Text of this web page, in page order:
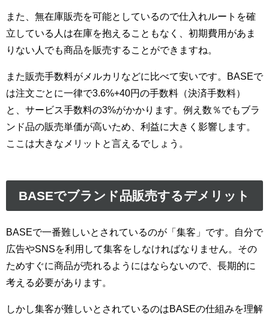
また、無在庫販売を可能としているので仕入れルートを確
立している人は在庫を抱えることもなく、初期費用があま
りない人でも商品を販売することができますね。
また販売手数料がメルカリなどに比べて安いです。BASEで
は注文ごとに一律で3.6%+40円の手数料（決済手数料）
と、サービス手数料の3%がかかります。例え数％でもブラ
ンド品の販売単価が高いため、利益に大きく影響します。
ここは大きなメリットと言えるでしょう。
BASEでブランド品販売するデメリット
BASEで一番難しいとされているのが「集客」です。自分で
広告やSNSを利用して集客をしなければなりません。その
ためすぐに商品が売れるようにはならないので、長期的に
考える必要があります。
しかし集客が難しいとされているのはBASEの仕組みを理解